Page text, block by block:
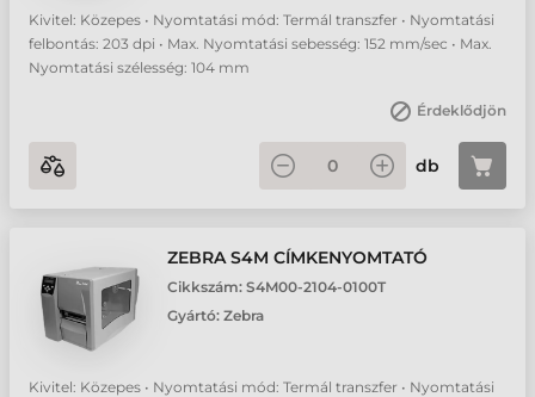
Kivitel: Közepes • Nyomtatási mód: Termál transzfer • Nyomtatási
felbontás: 203 dpi • Max. Nyomtatási sebesség: 152 mm/sec • Max.
Nyomtatási szélesség: 104 mm
Érdeklődjön
db
ZEBRA S4M CÍMKENYOMTATÓ
Cikkszám: S4M00-2104-0100T
Gyártó: Zebra
Kivitel: Közepes • Nyomtatási mód: Termál transzfer • Nyomtatási